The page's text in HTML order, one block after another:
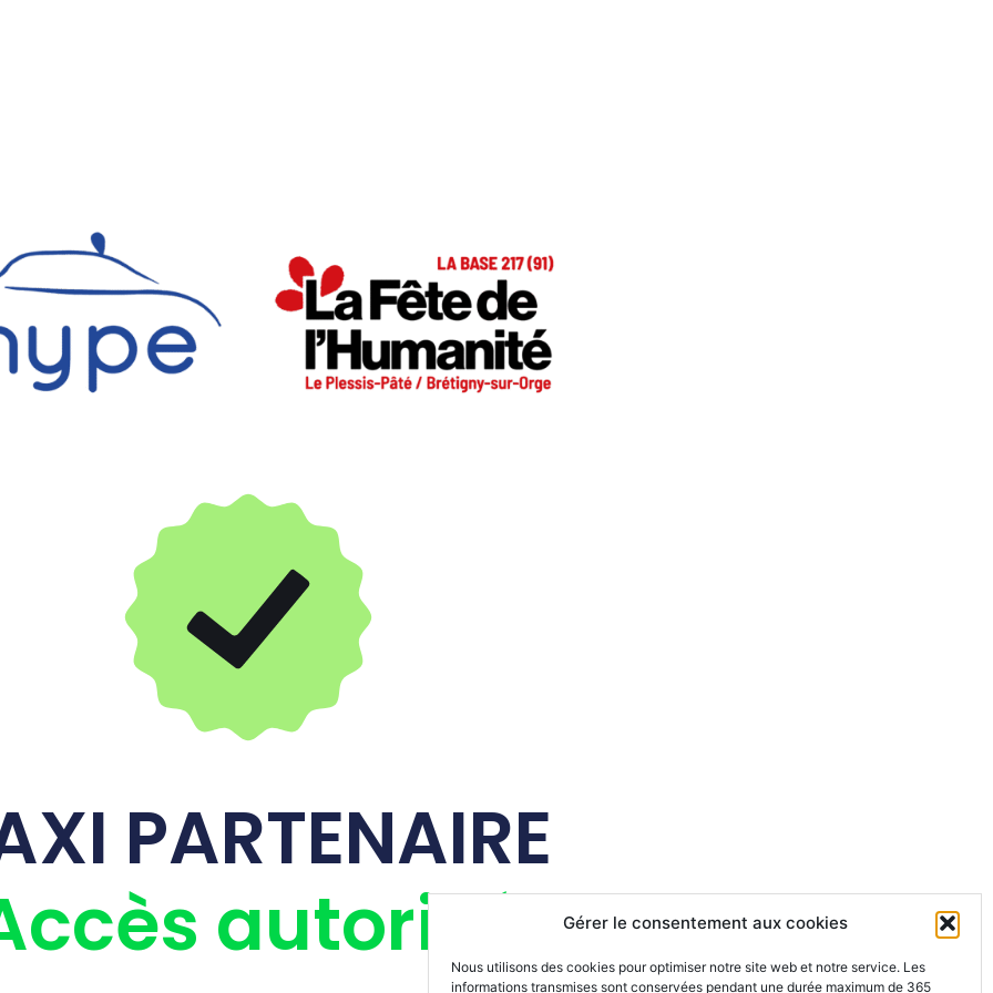
Gérer le consentement aux cookies
Nous utilisons des cookies pour optimiser notre site web et notre service. Les
informations transmises sont conservées pendant une durée maximum de 365
PARTENAIRE
autorisé